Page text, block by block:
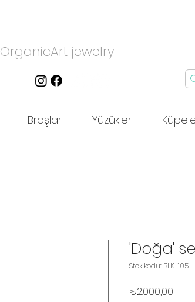
OrganicArt jewelry
Broşlar Yüzükler
'Doğa'
Stok kodu: BLK-105
₺2.000,00